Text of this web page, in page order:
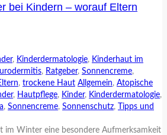
bei Kindern – worauf Eltern
, Kinderdermatologie, Kinderhaut im
, Ratgeber, Sonnencreme,
, trockene Haut Allgemein, Atopische
, Hautpflege, Kinder, Kinderdermatologie,
, Sonnencreme, Sonnenschutz,
Tipps und
im Winter eine besondere Aufmerksamkeit